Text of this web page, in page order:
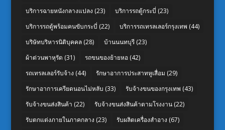
บริการฉายหนังกลางแปลง (23) บริการรถตู้กระบี่ (23)
บริการรถตู้พร้อมคนขับกระบี่ (22) บริการรถเทรลเลอร์กรุงเทพ (44)
บริษัทบริหารนิติบุคคล(28) บ้านนนทบุรี(23)
ผ้าต่วนพาหุรัด (31) รถขนของย้ายหอ(42)
รถเทรลเลอร์รับจ้าง (44) รักษาอาการประสาทหูเสื่อม (29)
รักษาอาการเครียดนอนไม่หลับ (33) รับจ้างขนของกรุงเทพ (43)
รับจ้างขนส่งสินค้า (22) รับจ้างขนส่งสินค้าตามโรงงาน(22)
รับตกแต่งภายในภาคกลาง (23) รับผลิตเครื่องสำอาง (67)